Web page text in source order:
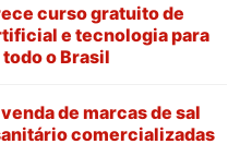
curso gratuito de
e tecnologia para
o Brasil
de marcas de sal
comercializadas